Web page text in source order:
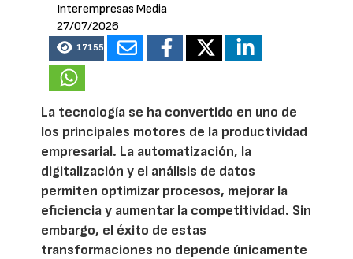
Interempresas Media
27/07/2026
17155
La tecnología se ha convertido en uno de
los principales motores de la productividad
empresarial. La automatización, la
digitalización y el análisis de datos
permiten optimizar procesos, mejorar la
eficiencia y aumentar la competitividad. Sin
embargo, el éxito de estas
transformaciones no depende únicamente